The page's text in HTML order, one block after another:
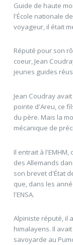
Guide de haute
l'École nationale
voyageur, il était
Réputé pour son
coeur, Jean
jeunes guides
Jean Coudray
pointe d'Areu, ce
du père. Mais la
mécanique de
Il entrait à
des Allemands
son brevet d'État
que, dans les
l'ENSA.
Alpiniste réputé, il
himalayens. Il
savoyarde au